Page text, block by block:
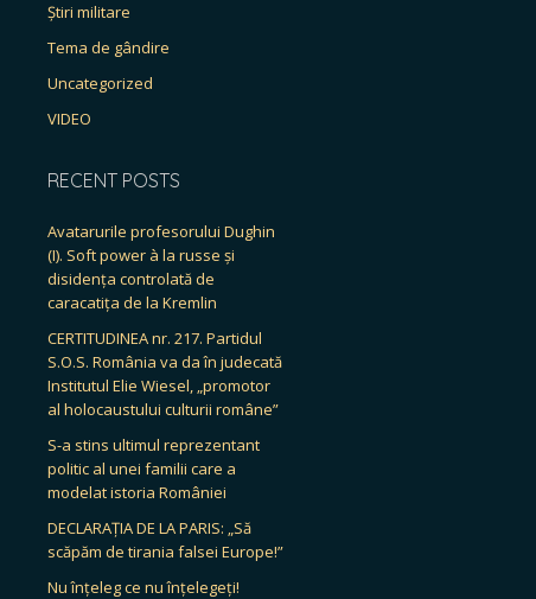
Știri militare
Tema de gândire
Uncategorized
VIDEO
RECENT POSTS
Avatarurile profesorului Dughin
(I). Soft power à la russe și
disidența controlată de
caracatița de la Kremlin
CERTITUDINEA nr. 217. Partidul
S.O.S. România va da în judecată
Institutul Elie Wiesel, „promotor
al holocaustului culturii române”
S-a stins ultimul reprezentant
politic al unei familii care a
modelat istoria României
DECLARAȚIA DE LA PARIS: „Să
scăpăm de tirania falsei Europe!”
Nu înțeleg ce nu înțelegeți!